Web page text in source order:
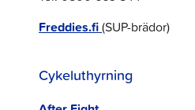
Freddies.fi(SUP-brädor)
Cykeluthyrning